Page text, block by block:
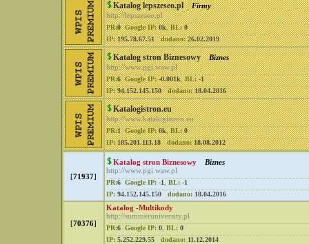
Katalog lepszeseo.pl
Firmy
http://lepszeseo.pl
PR:0 Google IP: 0k,BL: 0
IP: 195.78.67.51 dodano: 26.02.2019
Katalog stron Biznesowy
Biznes
http://www.pgi.waw.pl
PR:6 Google IP: -0.001k,BL: -1
IP: 94.152.145.150 dodano: 18.04.2016
Katalogistron.eu
http://www.katalogistron.eu
PR:1 Google IP: 0k,BL: 0
IP: 185.201.113.18 dodano: 18.08.2012
[71937]
Katalog stron Biznesowy
Biznes
http://www.pgi.waw.pl
PR:6 Google IP: -1 BL: -1
IP: 94.152.145.150 dodano: 18.04.2016
[70376]
Katalog -Multikody
http://summeruniversity.pl
PR:6 Google IP: 0 BL: 0
IP: 5.252.229.55 dodano: 11.12.2014